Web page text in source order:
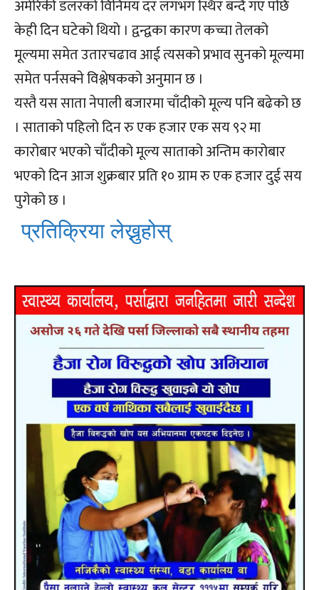
अमेरिकी डलरको विनिमय दर लगभग स्थिर बन्दै गए पछि
केही दिन घटेको थियो । द्वन्द्वका कारण कच्चा तेलको
मूल्यमा समेत उतारचढाव आई त्यसको प्रभाव सुनको मूल्यमा
समेत पर्नसक्ने विश्लेषकको अनुमान छ ।
यस्तै यस साता नेपाली बजारमा चाँदीको मूल्य पनि बढेको छ
। साताको पहिलो दिन रु एक हजार एक सय ९२ मा
कारोबार भएको चाँदीको मूल्य साताको अन्तिम कारोबार
भएको दिन आज शुक्रबार प्रति १० ग्राम रु एक हजार दुई सय
पुगेको छ ।
प्रतिक्रिया लेख्नुहोस्